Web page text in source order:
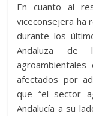
En cuanto al
viceconsejera ha
durante los
Andaluza de
afectados por
que “el sector
Andalucía a su